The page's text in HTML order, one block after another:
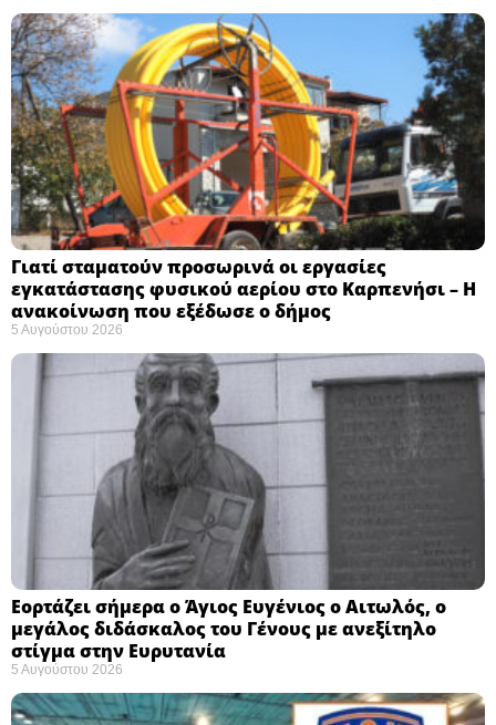
Γιατί σταματούν προσωρινά οι εργασίες
εγκατάστασης φυσικού αερίου στο Καρπενήσι – Η
ανακοίνωση που εξέδωσε ο δήμος
5 Αυγούστου 2026
Εορτάζει σήμερα ο Άγιος Ευγένιος ο Αιτωλός, ο
μεγάλος διδάσκαλος του Γένους με ανεξίτηλο
στίγμα στην Ευρυτανία
5 Αυγούστου 2026